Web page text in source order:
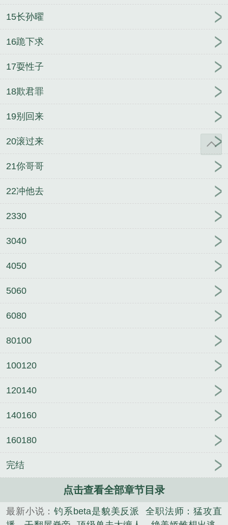
15长孙曜
16跪下求
17耍性子
18欺君罪
19别回来
20滚过来
21你哥哥
22冲他去
2330
3040
4050
5060
6080
80100
100120
120140
140160
160180
完结
点击查看全部章节目录
最新小说：钓系beta是貌美反派
全职法师：猛攻直